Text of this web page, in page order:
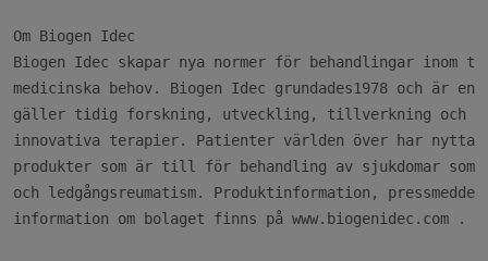
Om Biogen Idec
Biogen Idec skapar nya normer för behandlingar inom
medicinska behov. Biogen Idec grundades1978 och är
gäller tidig forskning, utveckling, tillverkning och
innovativa terapier. Patienter världen över har nytta
produkter som är till för behandling av sjukdomar som
och ledgångsreumatism. Produktinformation,
information om bolaget finns på www.biogenidec.com
.